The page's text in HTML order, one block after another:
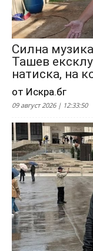
Силна
Ташев
натиска, на
от Искра.бг
09 август 2026 | 12:33:50